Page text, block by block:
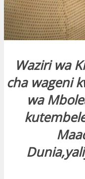
Waziri wa
cha wageni
wa